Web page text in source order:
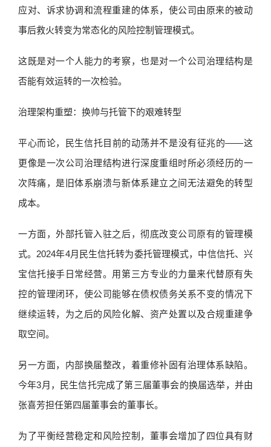
应对、诉求协调和流程重建的体系，使公司由原来的被动
事后救火转变为常态化的风险控制管理模式。
这既是对一个人能力的考察，也是对一个公司治理结构是
否能有效运转的一次检验。
治理架构重塑：换帅与托管下的艰难转型
平心而论，民生信托目前的动荡并不是没有征兆的——这
更像是一次公司治理结构进行深度重组时所必须经历的一
次阵痛，是旧体系崩溃与新体系建立之间无法避免的转型
成本。
一方面，外部托管入驻之后，彻底改变公司原有的管理模
式。2024年4月民生信托转为委托管理模式，中信信托、兴
宝信托接手日常经营。用第三方专业的力量来代替原有失
控的管理闭环，使公司能够在债权债务关系不变的情况下
继续运转，为之后的风险化解、资产处置以及合规重建争
取空间。
另一方面，内部换届整改，着重修补固有治理体系缺陷。
今年3月，民生信托完成了第三届董事会的换届选举，并由
张喜芳担任第四届董事会的董事长。
为了平衡经营稳定和风险控制，董事会增加了四位具有财